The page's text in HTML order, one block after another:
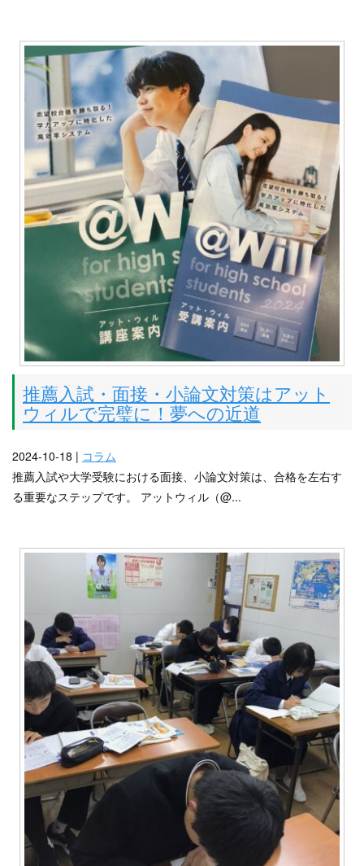
推薦入試・面接・小論文対策はアット
ウィルで完璧に！夢への近道
2024-10-18 | コラム
推薦入試や大学受験における面接、小論文対策は、合格を左右す
る重要なステップです。 アットウィル（@...